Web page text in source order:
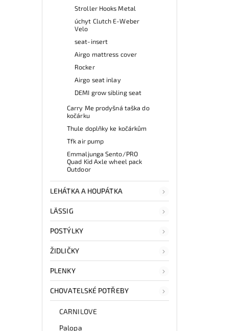
Stroller Hooks Metal
úchyt Clutch E-Weber
Velo
seat-insert
Airgo mattress cover
Rocker
Airgo seat inlay
DEMI grow sibling seat
Carry Me prodyšná taška do
kočárku
Thule doplňky ke kočárkům
Tfk air pump
Emmaljunga Sento/PRO
Quad Kid Axle wheel pack
Outdoor
LEHÁTKA A HOUPÁTKA
LÄSSIG
POSTÝLKY
ŽIDLIČKY
PLENKY
CHOVATELSKÉ POTŘEBY
CARNILOVE
Palopa